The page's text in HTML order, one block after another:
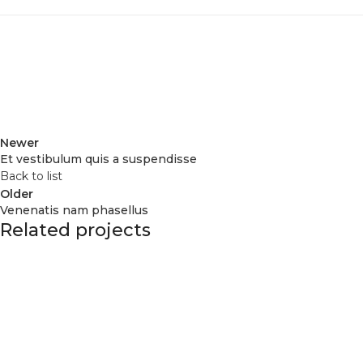
Newer
Et vestibulum quis a suspendisse
Back to list
Older
Venenatis nam phasellus
Related projects